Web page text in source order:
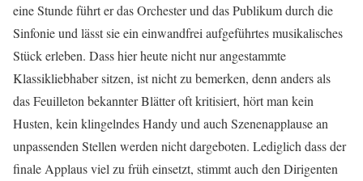
eine Stunde führt er das Orchester und das Publikum durch die
Sinfonie und lässt sie ein einwandfrei aufgeführtes musikalisches
Stück erleben. Dass hier heute nicht nur angestammte
Klassikliebhaber sitzen, ist nicht zu bemerken, denn anders als
das Feuilleton bekannter Blätter oft kritisiert, hört man kein
Husten, kein klingelndes Handy und auch Szenenapplause an
unpassenden Stellen werden nicht dargeboten. Lediglich dass der
finale Applaus viel zu früh einsetzt, stimmt auch den Dirigenten